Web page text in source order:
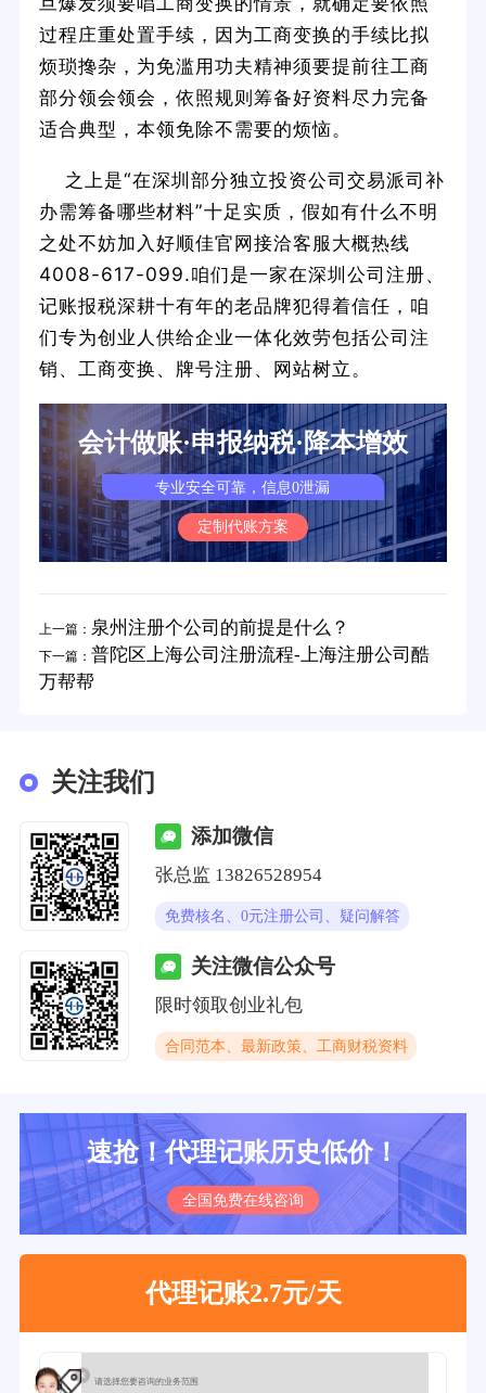
过程庄重处置手续，因为工商变换的手续比拟
烦琐搀杂，为免滥用功夫精神须要提前往工商
部分领会领会，依照规则筹备好资料尽力完备
适合典型，本领免除不需要的烦恼。
之上是“在深圳部分独立投资公司交易派司补
办需筹备哪些材料”十足实质，假如有什么不明
之处不妨加入好顺佳官网接洽客服大概热线
4008-617-099.咱们是一家在深圳公司注册、
记账报税深耕十有年的老品牌犯得着信任，咱
们专为创业人供给企业一体化效劳包括公司注
销、工商变换、牌号注册、网站树立。
会计做账·申报纳税·降本增效
专业安全可靠，信息0泄漏
定制代账方案
上一篇： 泉州注册个公司的前提是什么？
下一篇： 普陀区上海公司注册流程-上海注册公司酷
万帮帮
关注我们
添加微信
张总监 13826528954
免费核名、0元注册公司、疑问解答
关注微信公众号
限时领取创业礼包
合同范本、最新政策、工商财税资料
速抢！代理记账历史低价！
全国免费在线咨询
代理记账2.7元/天